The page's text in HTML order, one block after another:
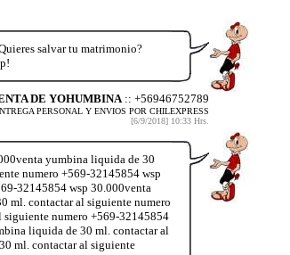
salvar tu matrimonio?
DE YOHUMBINA:: +56946752789
PERSONAL Y ENVIOS POR CHILEXPRESS
[6/9/2018] 10:33 Hrs.
yumbina liquida de 30
numero +569-32145854 wsp
32145854 wsp 30.000venta
ml. contactar al siguiente numero
numero +569-32145854
liquida de 30 ml. contactar al
ml. contactar al siguiente